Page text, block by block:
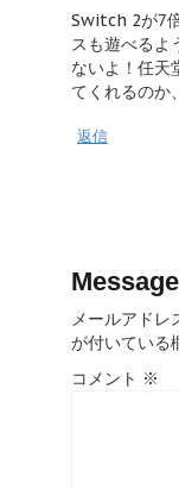
Switch 2が7
スも遊べるよ
ないよ！任天
てくれるのか
返信
Message
メールアドレ
が付いている
コメント ※